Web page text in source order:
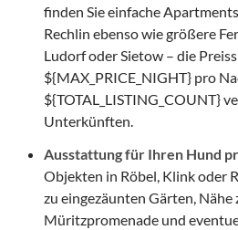
finden Sie einfache
Rechlin ebenso wie größere
Ludorf oder Sietow – die
${MAX_PRICE_NIGHT} pro
${TOTAL_LISTING_COUNT}
Unterkünften.
Ausstattung für Ihren Hund
Objekten in Röbel, Klink oder
zu eingezäunten Gärten, Nähe
Müritzpromenade und